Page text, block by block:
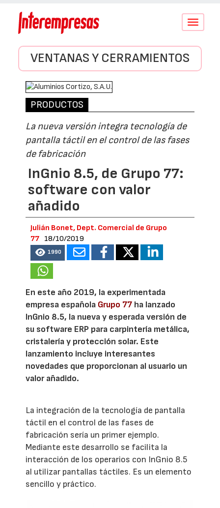
Conmutar
VENTANAS Y CERRAMIENTOS
PRODUCTOS
La nueva versión integra tecnología de
pantalla táctil en el control de las fases
de fabricación
InGnio 8.5, de Grupo 77:
software con valor
añadido
Julián Bonet, Dept. Comercial de Grupo
77 18/10/2019
1990
En este año 2019, la experimentada
empresa española Grupo 77 ha lanzado
InGnio 8.5, la nueva y esperada versión de
su software ERP para carpintería metálica,
cristalería y protección solar. Este
lanzamiento incluye interesantes
novedades que proporcionan al usuario un
valor añadido.
La integración de la tecnología de pantalla
táctil en el control de las fases de
fabricación sería un primer ejemplo.
Mediante este desarrollo se facilita la
interacción de los operarios con InGnio 8.5
al utilizar pantallas táctiles. Es un elemento
sencillo y práctico.